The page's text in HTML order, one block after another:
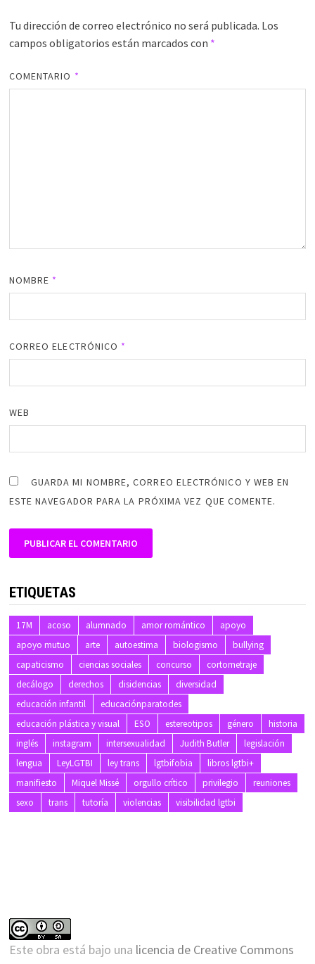
Tu dirección de correo electrónico no será publicada. Los
campos obligatorios están marcados con *
COMENTARIO *
NOMBRE *
CORREO ELECTRÓNICO *
WEB
GUARDA MI NOMBRE, CORREO ELECTRÓNICO Y WEB EN
ESTE NAVEGADOR PARA LA PRÓXIMA VEZ QUE COMENTE.
ALTERNATIVE:
ETIQUETAS
17M acoso alumnado amor romántico
apoyo
apoyo mutuo
arte autoestima biologismo
bullying
capaticismo
ciencias sociales concurso
cortometraje
decálogo
derechos disidencias
diversidad
educación infantil
educaciónparatodes
educación plástica y visual
ESO estereotipos género
historia
inglés
instagram intersexualidad Judith Butler
legislación
lengua
LeyLGTBI ley trans lgtbifobia
libros lgtbi+
manifiesto
Miquel Missé orgullo crítico privilegio
reuniones
sexo
trans tutoría violencias visibilidad lgtbi
Este obra está bajo una licencia de Creative Commons